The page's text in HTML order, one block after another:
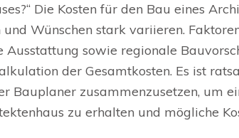
Die Kosten für den Bau eines
Wünschen stark variieren.
Ausstattung sowie regionale
der Gesamtkosten. Es ist
Bauplaner zusammenzusetzen, um
zu erhalten und mögliche